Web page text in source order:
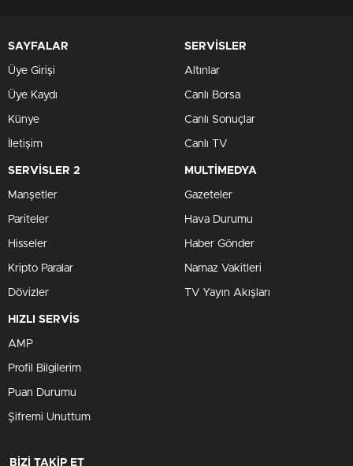
SAYFALAR
Üye Girişi
Üye Kaydı
Künye
İletişim
SERVİSLER
Altınlar
Canlı Borsa
Canlı Sonuçlar
Canlı TV
SERVİSLER 2
Manşetler
Pariteler
Hisseler
Kripto Paralar
Dövizler
MULTİMEDYA
Gazeteler
Hava Durumu
Haber Gönder
Namaz Vakitleri
TV Yayın Akışları
HIZLI SERVİS
AMP
Profil Bilgilerim
Puan Durumu
Şifremi Unuttum
BİZİ TAKİP ET